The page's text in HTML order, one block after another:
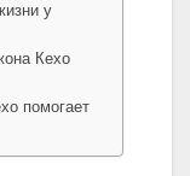
у
Кехо
помогает